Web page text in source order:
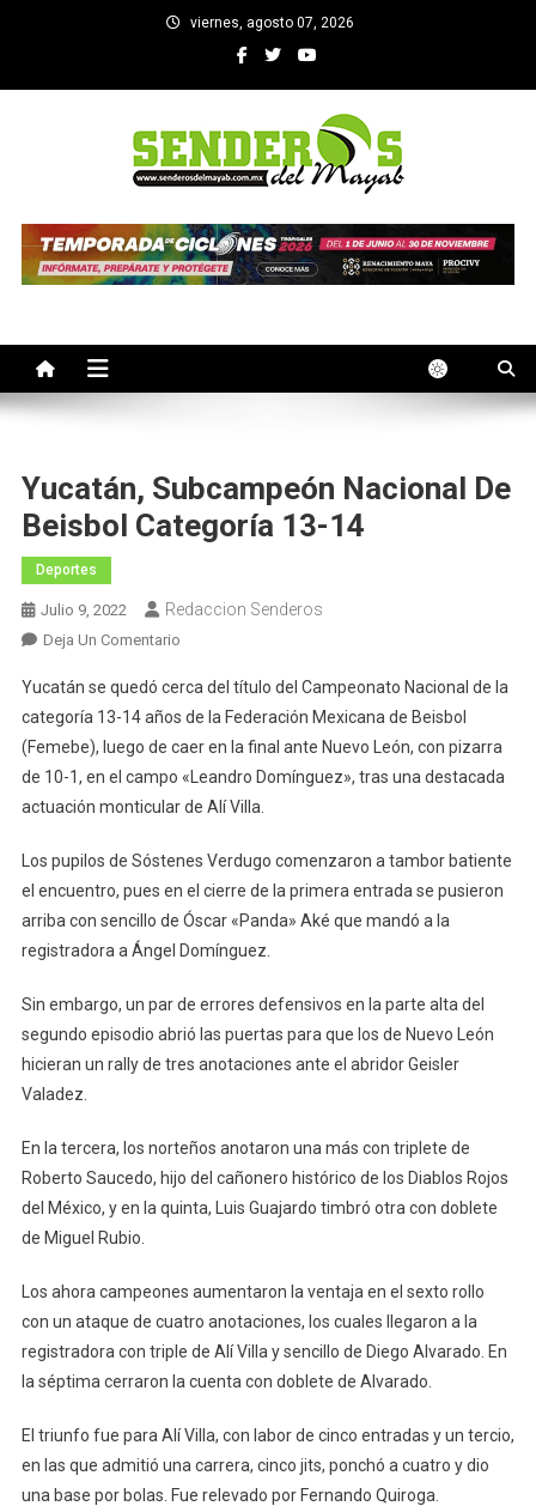
viernes, agosto 07, 2026
SENDEROS DEL MAYAB
Yucatán, Subcampeón Nacional De
Beisbol Categoría 13-14
Deportes
Julio 9, 2022 Redaccion Senderos
Deja Un ComentarioEn
Subcampeón
Nacional
De
Beisbol
Categoría
14
Yucatán se quedó cerca del título del Campeonato Nacional de la
categoría 13-14 años de la Federación Mexicana de Beisbol
(Femebe), luego de caer en la final ante Nuevo León, con pizarra
de 10-1, en el campo «Leandro Domínguez», tras una destacada
actuación monticular de Alí Villa.
Los pupilos de Sóstenes Verdugo comenzaron a tambor batiente
el encuentro, pues en el cierre de la primera entrada se pusieron
arriba con sencillo de Óscar «Panda» Aké que mandó a la
registradora a Ángel Domínguez.
Sin embargo, un par de errores defensivos en la parte alta del
segundo episodio abrió las puertas para que los de Nuevo León
hicieran un rally de tres anotaciones ante el abridor Geisler
Valadez.
En la tercera, los norteños anotaron una más con triplete de
Roberto Saucedo, hijo del cañonero histórico de los Diablos Rojos
del México, y en la quinta, Luis Guajardo timbró otra con doblete
de Miguel Rubio.
Los ahora campeones aumentaron la ventaja en el sexto rollo
con un ataque de cuatro anotaciones, los cuales llegaron a la
registradora con triple de Alí Villa y sencillo de Diego Alvarado. En
la séptima cerraron la cuenta con doblete de Alvarado.
El triunfo fue para Alí Villa, con labor de cinco entradas y un tercio,
en las que admitió una carrera, cinco jits, ponchó a cuatro y dio
una base por bolas. Fue relevado por Fernando Quiroga.